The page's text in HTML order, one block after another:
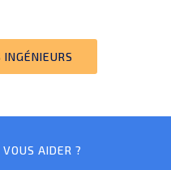
AIDER ?